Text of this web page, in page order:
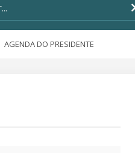
AGENDA DO PRESIDENTE